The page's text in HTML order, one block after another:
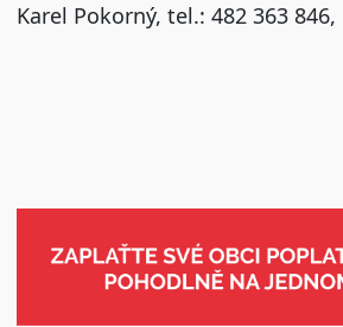
Karel Pokorný, tel.: 482 363 846,